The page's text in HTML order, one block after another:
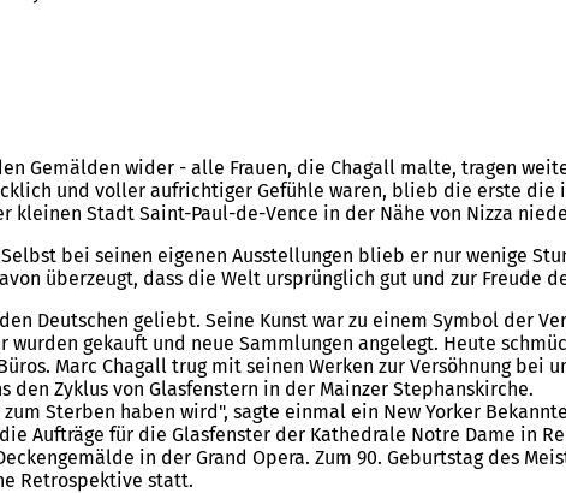
Gemälden wider - alle Frauen, die Chagall malte, tragen
und voller aufrichtiger Gefühle waren, blieb die erste
kleinen Stadt Saint-Paul-de-Vence in der Nähe von Nizza
bei seinen eigenen Ausstellungen blieb er nur wenige
überzeugt, dass die Welt ursprünglich gut und zur Freude
Deutschen geliebt. Seine Kunst war zu einem Symbol der
gekauft und neue Sammlungen angelegt. Heute
Marc Chagall trug mit seinen Werken zur Versöhnung bei
den Zyklus von Glasfenstern in der Mainzer Stephanskirche.
Sterben haben wird", sagte einmal ein New Yorker
Aufträge für die Glasfenster der Kathedrale Notre Dame in
in der Grand Opera. Zum 90. Geburtstag des
Retrospektive statt.